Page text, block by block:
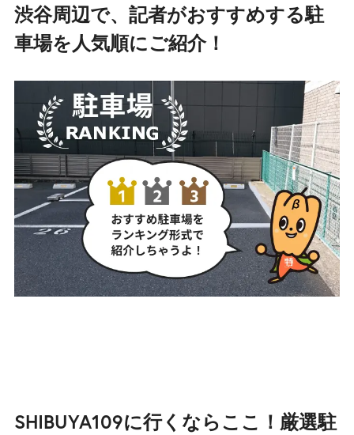
渋谷周辺で、記者がおすすめする駐
車場を人気順にご紹介！
SHIBUYA109に行くならここ！厳選駐